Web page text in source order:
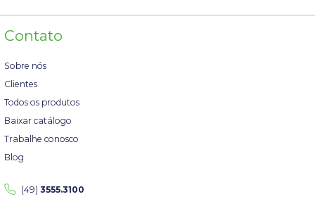
Contato
Sobre nós
Clientes
Todos os produtos
Baixar catálogo
Trabalhe conosco
Blog
(49) 3555.3100